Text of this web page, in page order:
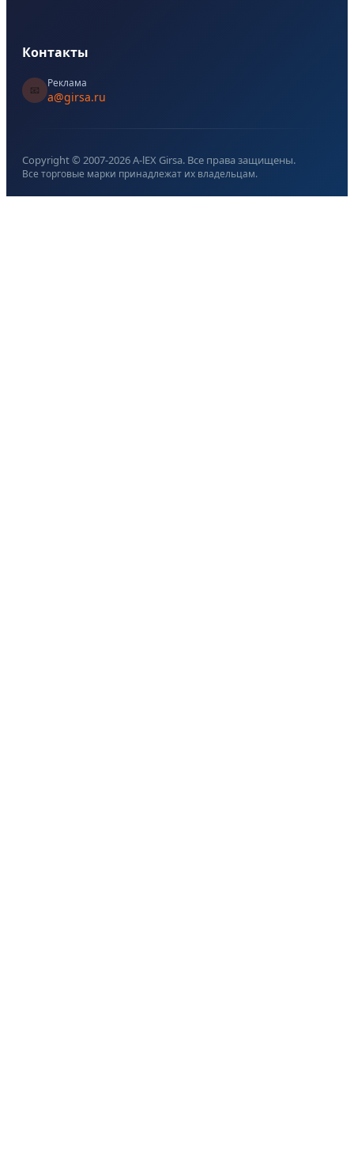
Контакты
📧
Реклама
a@girsa.ru
Copyright © 2007-2026A-lEX Girsa. Все права защищены.
Все торговые марки принадлежат их владельцам.